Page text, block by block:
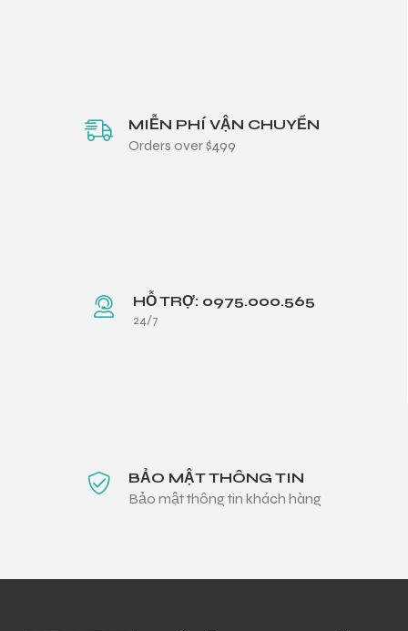
MIỄN PHÍ VẬN CHUYỂN
Orders over $499
HỖ TRỢ: 0975.000.565
24/7
BẢO MẬT THÔNG TIN
Bảo mật thông tin khách hàng